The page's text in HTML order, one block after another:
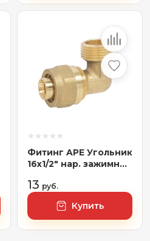
Фитинг APE Угольник
16x1/2" нар. зажимной
13 руб.
Купить